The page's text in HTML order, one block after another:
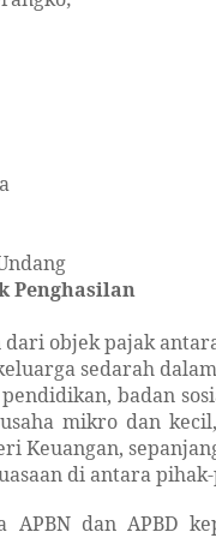
Penghasilan
dari objek pajak
sedarah
badan
mikro dan
Keuangan,
di antara
APBN dan APBD